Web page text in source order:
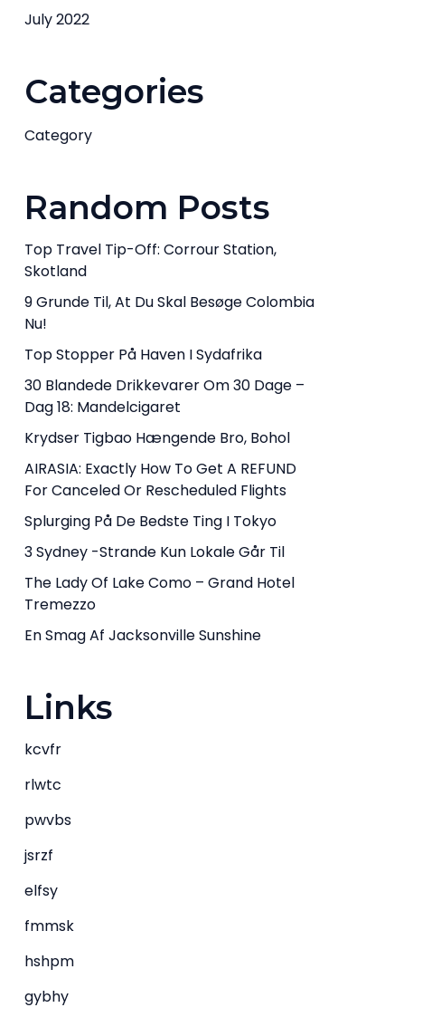
July 2022
Categories
Category
Random Posts
Top Travel Tip-Off: Corrour Station,
Skotland
9 Grunde Til, At Du Skal Besøge Colombia
Nu!
Top Stopper På Haven I Sydafrika
30 Blandede Drikkevarer Om 30 Dage –
Dag 18: Mandelcigaret
Krydser Tigbao Hængende Bro, Bohol
AIRASIA: Exactly How To Get A REFUND
For Canceled Or Rescheduled Flights
Splurging På De Bedste Ting I Tokyo
3 Sydney -strande Kun Lokale Går Til
The Lady Of Lake Como – Grand Hotel
Tremezzo
En Smag Af Jacksonville Sunshine
Links
kcvfr
rlwtc
pwvbs
jsrzf
elfsy
fmmsk
hshpm
gybhy